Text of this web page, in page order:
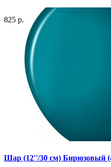
825 р.
Шар (12''/30 см) Бирюзовый